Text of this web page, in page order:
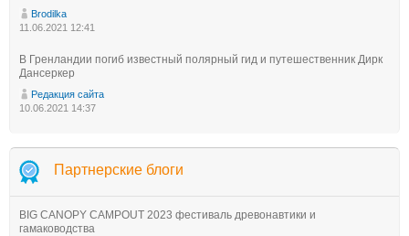
Brodilka
11.06.2021 12:41
В Гренландии погиб известный полярный гид и путешественник Дирк
Дансеркер
Редакция сайта
10.06.2021 14:37
Партнерские блоги
BIG CANOPY CAMPOUT 2023 фестиваль древонавтики и
гамаководства